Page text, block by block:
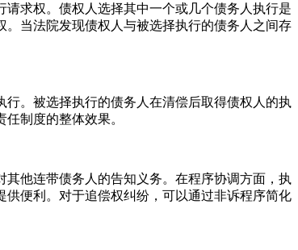
求权。债权人选择其中一个或几个债务人执行是
当法院发现债权人与被选择执行的债务人之间存
。被选择执行的债务人在清偿后取得债权人的执
制度的整体效果。
他连带债务人的告知义务。在程序协调方面，执
便利。对于追偿权纠纷，可以通过非诉程序简化